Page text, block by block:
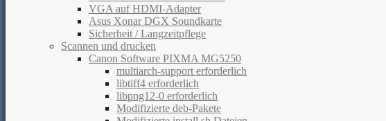
VGA auf HDMI-Adapter
Asus Xonar DGX Soundkarte
Sicherheit / Langzeitpflege
Scannen und drucken
Canon Software PIXMA MG5250
multiarch-support erforderlich
libtiff4 erforderlich
libpng12-0 erforderlich
Modifizierte deb-Pakete